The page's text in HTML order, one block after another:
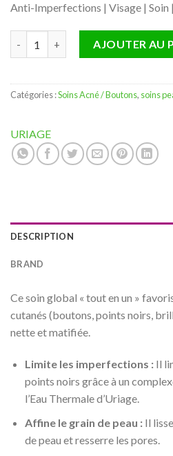
Anti-Imperfections | Visage | Soin
AJOUTER AU
Catégories :Soins Acné / Boutons, soins
URIAGE
DESCRIPTION
BRAND
Ce soin global « tout en un »
cutanés (boutons, points noirs,
nette et matifiée.
Limite les imperfections : Il
points noirs grâce à un
l’Eau Thermale d’Uriage.
Affine le grain de peau : Il
de peau et resserre les pores.